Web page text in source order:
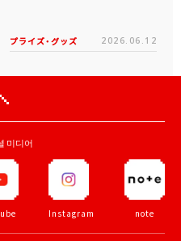
プライズ・グッズ 2026.06.12
미디어
Instagram note